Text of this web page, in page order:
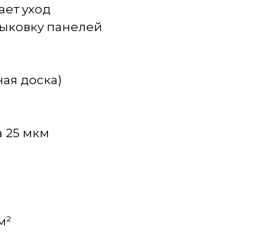
уход
панелей
доска)
25 мкм